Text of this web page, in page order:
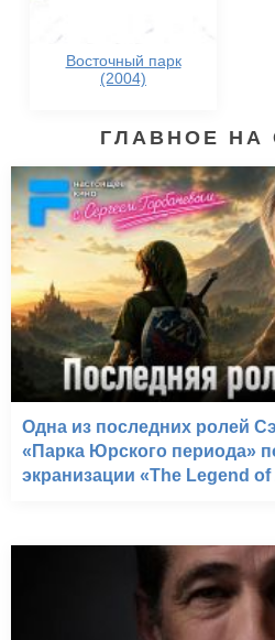
Восточный парк
(2004)
ГЛАВНОЕ НА
Одна из последних ролей
«Парка Юрского периода»
экранизации «The Legend of